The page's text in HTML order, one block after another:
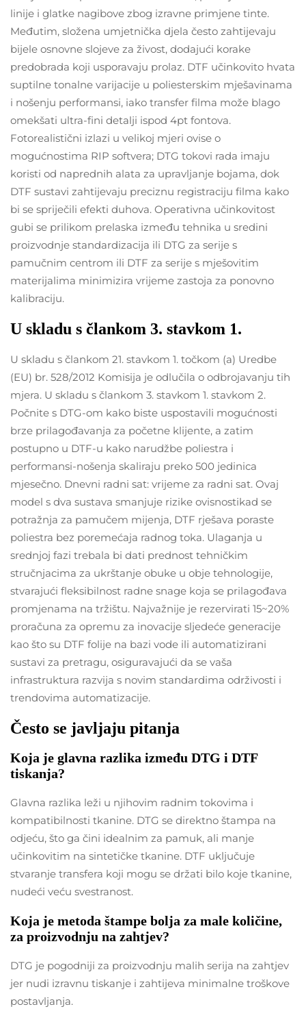
linije i glatke nagibove zbog izravne primjene tinte.
Međutim, složena umjetnička djela često zahtijevaju
bijele osnovne slojeve za živost, dodajući korake
predobrada koji usporavaju prolaz. DTF učinkovito hvata
suptilne tonalne varijacije u poliesterskim mješavinama
i nošenju performansi, iako transfer filma može blago
omekšati ultra-fini detalji ispod 4pt fontova.
Fotorealistični izlazi u velikoj mjeri ovise o
mogućnostima RIP softvera; DTG tokovi rada imaju
koristi od naprednih alata za upravljanje bojama, dok
DTF sustavi zahtijevaju preciznu registraciju filma kako
bi se spriječili efekti duhova. Operativna učinkovitost
gubi se prilikom prelaska između tehnika u sredini
proizvodnje standardizacija ili DTG za serije s
pamučnim centrom ili DTF za serije s mješovitim
materijalima minimizira vrijeme zastoja za ponovno
kalibraciju.
U skladu s člankom 3. stavkom 1.
U skladu s člankom 21. stavkom 1. točkom (a) Uredbe
(EU) br. 528/2012 Komisija je odlučila o odbrojavanju tih
mjera. U skladu s člankom 3. stavkom 1. stavkom 2.
Počnite s DTG-om kako biste uspostavili mogućnosti
brze prilagođavanja za početne klijente, a zatim
postupno u DTF-u kako narudžbe poliestra i
performansi-nošenja skaliraju preko 500 jedinica
mjesečno. Dnevni radni sat: vrijeme za radni sat. Ovaj
model s dva sustava smanjuje rizike ovisnostikad se
potražnja za pamučem mijenja, DTF rješava poraste
poliestra bez poremećaja radnog toka. Ulaganja u
srednjoj fazi trebala bi dati prednost tehničkim
stručnjacima za ukrštanje obuke u obje tehnologije,
stvarajući fleksibilnost radne snage koja se prilagođava
promjenama na tržištu. Najvažnije je rezervirati 15~20%
proračuna za opremu za inovacije sljedeće generacije
kao što su DTF folije na bazi vode ili automatizirani
sustavi za pretragu, osiguravajući da se vaša
infrastruktura razvija s novim standardima održivosti i
trendovima automatizacije.
Često se javljaju pitanja
Koja je glavna razlika između DTG i DTF
tiskanja?
Glavna razlika leži u njihovim radnim tokovima i
kompatibilnosti tkanine. DTG se direktno štampa na
odjeću, što ga čini idealnim za pamuk, ali manje
učinkovitim na sintetičke tkanine. DTF uključuje
stvaranje transfera koji mogu se držati bilo koje tkanine,
nudeći veću svestranost.
Koja je metoda štampe bolja za male količine,
za proizvodnju na zahtjev?
DTG je pogodniji za proizvodnju malih serija na zahtjev
jer nudi izravnu tiskanje i zahtijeva minimalne troškove
postavljanja.